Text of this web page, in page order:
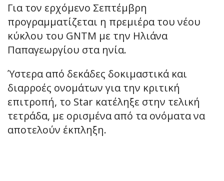
Για τον ερχόμενο Σεπτέμβρη
προγραμματίζεται η πρεμιέρα του νέου
κύκλου του GNTM με την Ηλιάνα
Παπαγεωργίου στα ηνία.
Ύστερα από δεκάδες δοκιμαστικά και
διαρροές ονομάτων για την κριτική
επιτροπή, το Star κατέληξε στην τελική
τετράδα, με ορισμένα από τα ονόματα να
αποτελούν έκπληξη.